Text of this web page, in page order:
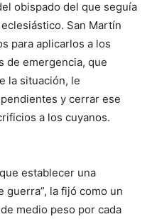
obispado del que seguía
San Martín
para aplicarlos a los
de emergencia, que
la situación, le
y cerrar ese
a los cuyanos.
establecer una
guerra”, la fijó como un
medio peso por cada